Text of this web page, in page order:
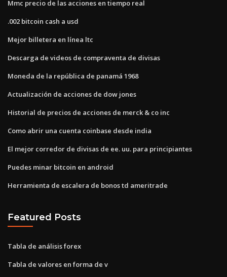
Mmc precio de las acciones en tiempo real
.002 bitcoin cash a usd
Mejor billetera en línea ltc
Descarga de videos de compraventa de divisas
Moneda de la república de panamá 1968
Actualización de acciones de dow jones
Historial de precios de acciones de merck & co inc
Como abrir una cuenta coinbase desde india
El mejor corredor de divisas de ee. uu. para principiantes
Puedes minar bitcoin en android
Herramienta de escalera de bonos td ameritrade
Featured Posts
Tabla de análisis forex
Tabla de valores en forma de v